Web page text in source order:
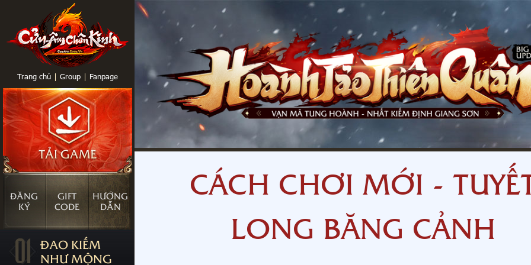
Trang chủ Group Fanpage
ĐĂNG
KÝ
GIFT
CODE
HƯỚNG
DẪN
01
ĐAO KIẾM
NHƯ MỘNG
CÁCH CHƠI MỚI -
LONG BĂNG CẢNH